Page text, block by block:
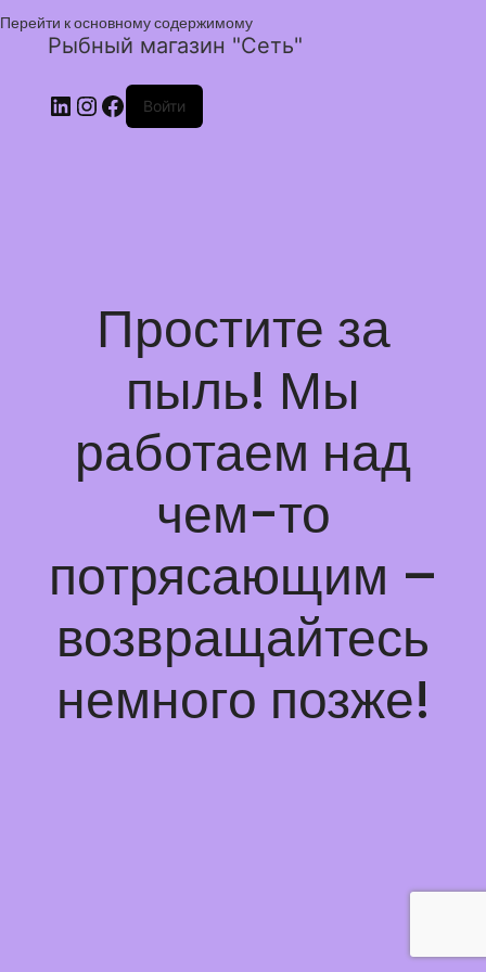
Перейти к основному содержимому
Рыбный магазин "Сеть"
Войти
Простите за
пыль! Мы
работаем над
чем-то
потрясающим –
возвращайтесь
немного позже!